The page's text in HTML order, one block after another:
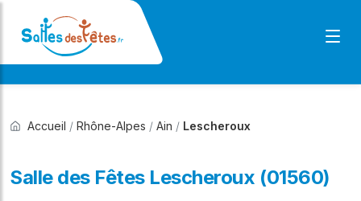
Accueil / Rhône-Alpes / Ain / Lescheroux
Salle des Fêtes Lescheroux (01560)